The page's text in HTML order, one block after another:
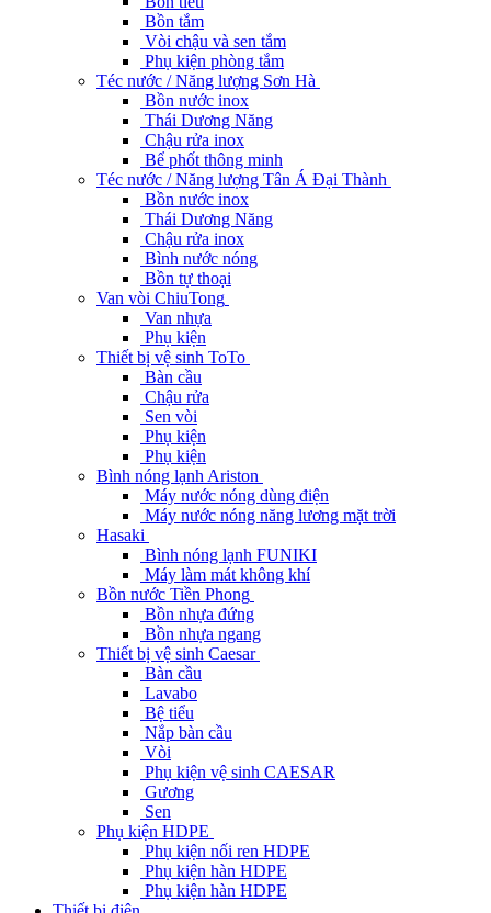
Bồn tắm
Vòi chậu và sen tắm
Phụ kiện phòng tắm
Téc nước / Năng lượng Sơn Hà
Bồn nước inox
Thái Dương Năng
Chậu rửa inox
Bể phốt thông minh
Téc nước / Năng lượng Tân Á Đại Thành
Bồn nước inox
Thái Dương Năng
Chậu rửa inox
Bình nước nóng
Bồn tự thoại
Van vòi ChiuTong
Van nhựa
Phụ kiện
Thiết bị vệ sinh ToTo
Bàn cầu
Chậu rửa
Sen vòi
Phụ kiện
Phụ kiện
Bình nóng lạnh Ariston
Máy nước nóng dùng điện
Máy nước nóng năng lương mặt trời
Hasaki
Bình nóng lạnh FUNIKI
Máy làm mát không khí
Bồn nước Tiền Phong
Bồn nhựa đứng
Bồn nhựa ngang
Thiết bị vệ sinh Caesar
Bàn cầu
Lavabo
Bệ tiểu
Nắp bàn cầu
Vòi
Phụ kiện vệ sinh CAESAR
Gương
Sen
Phụ kiện HDPE
Phụ kiện nối ren HDPE
Phụ kiện hàn HDPE
Phụ kiện hàn HDPE